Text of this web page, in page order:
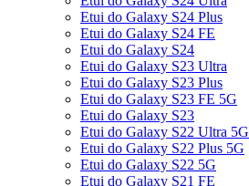
Etui do Galaxy S24 Plus
Etui do Galaxy S24 FE
Etui do Galaxy S24
Etui do Galaxy S23 Ultra
Etui do Galaxy S23 Plus
Etui do Galaxy S23 FE 5G
Etui do Galaxy S23
Etui do Galaxy S22 Ultra 5G
Etui do Galaxy S22 Plus 5G
Etui do Galaxy S22 5G
Etui do Galaxy S21 FE